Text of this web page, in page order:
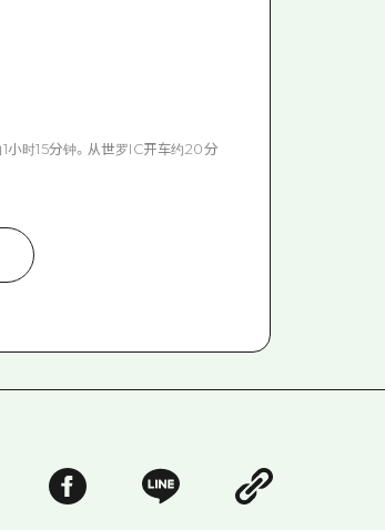
小时15分钟。从世罗IC开车约20分